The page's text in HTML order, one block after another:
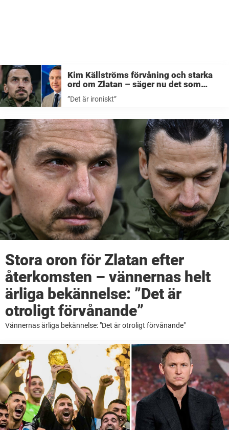
Kim Källströms förvåning och starka
ord om Zlatan – säger nu det som
precis alla tänker: ”Det är ironiskt”
”Det är ironiskt”
Stora oron för Zlatan efter
återkomsten – vännernas helt
ärliga bekännelse: ”Det är
otroligt förvånande”
Vännernas ärliga bekännelse: "Det är otroligt förvånande"